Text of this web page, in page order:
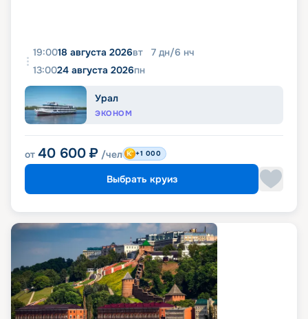
19:0018 августа 2026вт 7 дн/6 нч
13:0024 августа 2026пн
Урал
ЭКОНОМ
от 40 600 ₽ /чел +1 000
Выбрать круиз